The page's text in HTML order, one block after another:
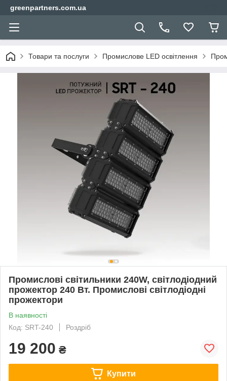
greenpartners.com.ua
Товари та послуги Промислове LED освітлення
Промислові світильники 240W, світлодіодний
прожектор 240 Вт. Промислові світлодіодні
прожектори
В наявності
Код: SRT-240
Роздріб
19 200 ₴
Купити